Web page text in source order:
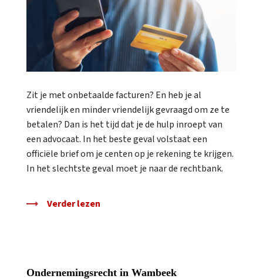
Zit je met onbetaalde facturen? En heb je al
vriendelijk en minder vriendelijk gevraagd om ze te
betalen? Dan is het tijd dat je de hulp inroept van
een advocaat. In het beste geval volstaat een
officiële brief om je centen op je rekening te krijgen.
In het slechtste geval moet je naar de rechtbank.
Verder lezen
Ondernemingsrecht in Wambeek